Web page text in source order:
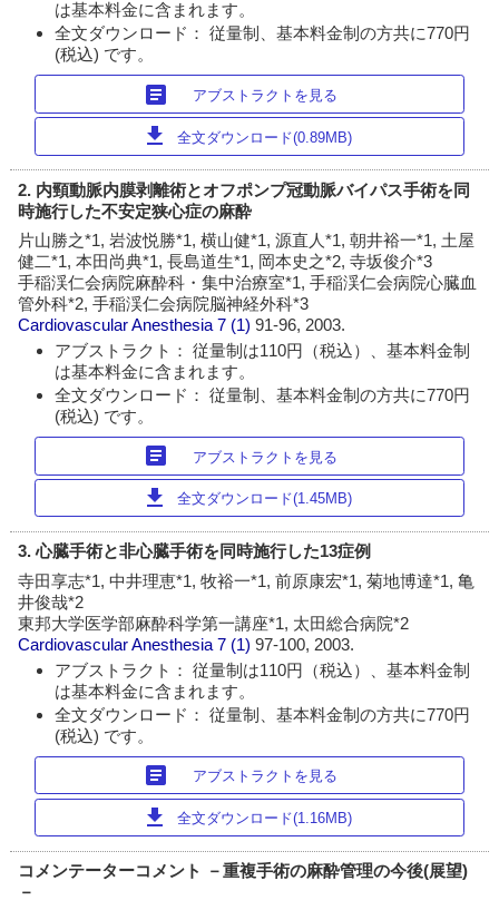
は基本料金に含まれます。
全文ダウンロード： 従量制、基本料金制の方共に770円
(税込) です。
article アブストラクトを見る
download 全文ダウンロード(0.89MB)
2. 内頸動脈内膜剥離術とオフポンプ冠動脈バイパス手術を同
時施行した不安定狭心症の麻酔
片山勝之*1, 岩波悦勝*1, 横山健*1, 源直人*1, 朝井裕一*1, 土屋
健二*1, 本田尚典*1, 長島道生*1, 岡本史之*2, 寺坂俊介*3
手稲渓仁会病院麻酔科・集中治療室*1, 手稲渓仁会病院心臓血
管外科*2, 手稲渓仁会病院脳神経外科*3
Cardiovascular Anesthesia 7 (1)91-96, 2003.
アブストラクト： 従量制は110円（税込）、基本料金制
は基本料金に含まれます。
全文ダウンロード： 従量制、基本料金制の方共に770円
(税込) です。
article アブストラクトを見る
download 全文ダウンロード(1.45MB)
3. 心臓手術と非心臓手術を同時施行した13症例
寺田享志*1, 中井理恵*1, 牧裕一*1, 前原康宏*1, 菊地博達*1, 亀
井俊哉*2
東邦大学医学部麻酔科学第一講座*1, 太田総合病院*2
Cardiovascular Anesthesia 7 (1)97-100, 2003.
アブストラクト： 従量制は110円（税込）、基本料金制
は基本料金に含まれます。
全文ダウンロード： 従量制、基本料金制の方共に770円
(税込) です。
article アブストラクトを見る
download 全文ダウンロード(1.16MB)
コメンテーターコメント －重複手術の麻酔管理の今後(展望)
－